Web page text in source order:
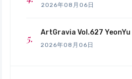
2026年08月06日
ArtGravia Vol.627 YeonYu
2026年08月06日